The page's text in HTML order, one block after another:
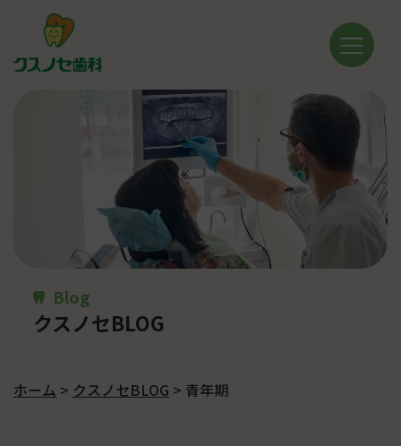
Blog
クスノセBLOG
ホーム > クスノセBLOG > 青年期